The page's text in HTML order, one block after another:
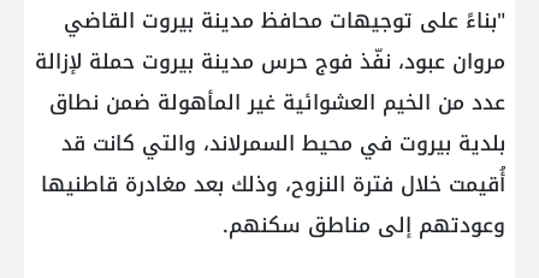
"بناءً على توجيهات محافظ مدينة بيروت القاضي
مروان عبود، نفّذ فوج حرس مدينة بيروت حملة لإزالة
عدد من الخيم العشوائية غير المأهولة ضمن نطاق
بلدية بيروت في محيط السمرلاند، والتي كانت قد
أُقيمت خلال فترة النزوح، وذلك بعد مغادرة قاطنيها
وعودتهم إلى مناطق سكنهم.